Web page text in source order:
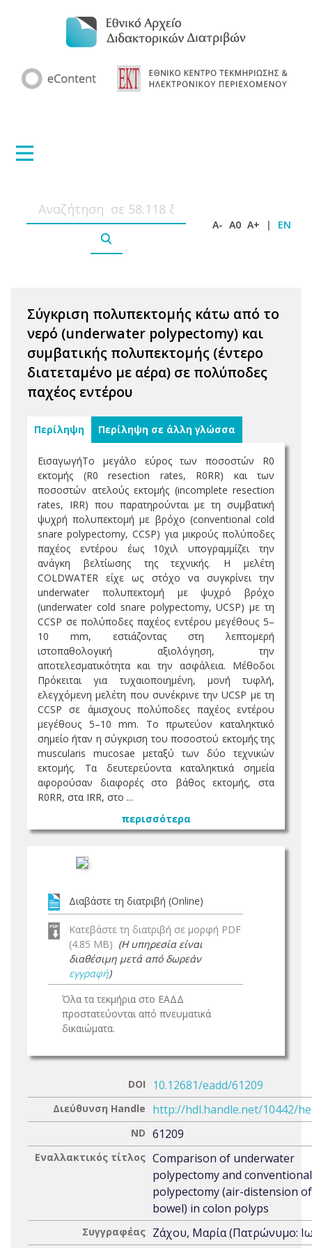
A- A0 A+ | EN
Σύγκριση πολυπεκτομής κάτω από το
νερό (underwater polypectomy) και
συμβατικής πολυπεκτομής (έντερο
διατεταμένο με αέρα) σε πολύποδες
παχέος εντέρου
Περίληψη Περίληψη σε άλλη γλώσσα
ΕισαγωγήΤο μεγάλο εύρος των ποσοστών R0
εκτομής (R0 resection rates, R0RR) και των
ποσοστών ατελούς εκτομής (incomplete resection
rates, IRR) που παρατηρούνται με τη συμβατική
ψυχρή πολυπεκτομή με βρόχο (conventional cold
snare polypectomy, CCSP) για μικρούς πολύποδες
παχέος εντέρου έως 10χιλ υπογραμμίζει την
ανάγκη βελτίωσης της τεχνικής. Η μελέτη
COLDWATER είχε ως στόχο να συγκρίνει την
underwater πολυπεκτομή με ψυχρό βρόχο
(underwater cold snare polypectomy, UCSP) με τη
CCSP σε πολύποδες παχέος εντέρου μεγέθους 5–
10 mm, εστιάζοντας στη λεπτομερή
ιστοπαθολογική αξιολόγηση, την
αποτελεσματικότητα και την ασφάλεια. Μέθοδοι
Πρόκειται για τυχαιοποιημένη, μονή τυφλή,
ελεγχόμενη μελέτη που συνέκρινε την UCSP με τη
CCSP σε άμισχους πολύποδες παχέος εντέρου
μεγέθους 5–10 mm. Το πρωτεύον καταληκτικό
σημείο ήταν η σύγκριση του ποσοστού εκτομής της
muscularis mucosae μεταξύ των δύο τεχνικών
εκτομής. Τα δευτερεύοντα καταληκτικά σημεία
αφορούσαν διαφορές στο βάθος εκτομής, στα
R0RR, στα IRR, στο ...
περισσότερα
Διαβάστε τη διατριβή (Online)
Κατεβάστε τη διατριβή σε μορφή PDF
(4.85 MB) (Η υπηρεσία είναι
διαθέσιμη μετά από δωρεάν
εγγραφή)
Όλα τα τεκμήρια στο ΕΑΔΔ
προστατεύονται από πνευματικά
δικαιώματα.
DOI 10.12681/eadd/61209
Διεύθυνση Handle http://hdl.handle.net/10442/
ND 61209
Εναλλακτικός τίτλος Comparison of underwater
polypectomy and conventional
polypectomy (air-distension
bowel) in colon polyps
Συγγραφέας Ζάχου, Μαρία (Πατρώνυμο: